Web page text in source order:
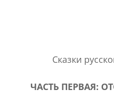
Сказки
ЧАСТЬ ПЕРВАЯ: